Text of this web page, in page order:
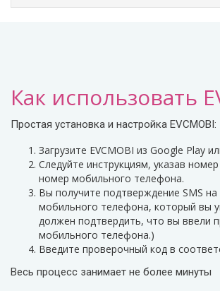
Как использовать
Простая установка и настройка EVCMOBI:
Загрузите EVCMOBI из Google Play
Следуйте инструкциям, указав
номер мобильного телефона.
Вы получите подтверждение SMS
мобильного телефона, который вы
должен подтвердить, что вы ввели
мобильного телефона.)
Введите проверочный код в
Весь процесс занимает не более минуты